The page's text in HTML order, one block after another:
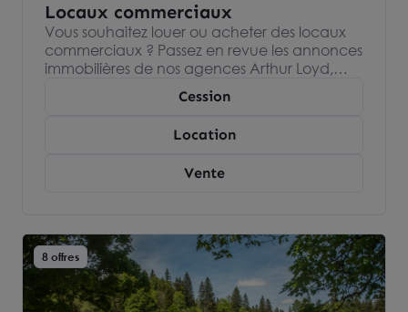
Locaux commerciaux
Vous souhaitez louer ou acheter des locaux
commerciaux ? Passez en revue les annonces
immobilières de nos agences Arthur Loyd,
spécialisées dans l’immobilier d’entreprise et
devenez propriétaire ou locataire de votre
Cession
Location
Vente
8 offres